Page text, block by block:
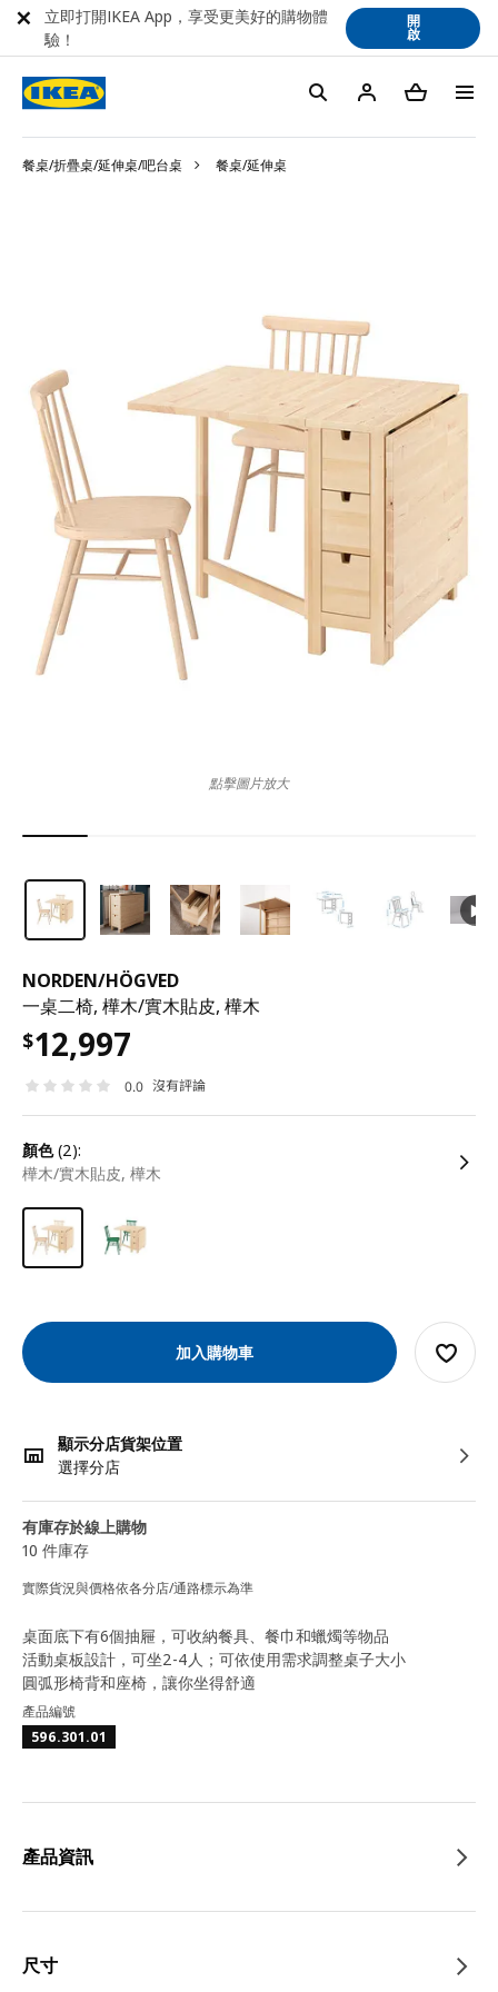
餐桌/折疊桌/延伸桌/吧台桌 餐桌/延伸桌
NORDEN/HÖGVED
一桌二椅, 樺木/實木貼皮, 樺木
$12,997
0.0 沒有評論
顏色(2):
樺木/實木貼皮, 樺木
加入購物車
顯示分店貨架位置
選擇分店
有庫存於線上購物
10 件庫存
實際貨況與價格依各分店/通路標示為準
點擊圖片放大
桌面底下有6個抽屜，可收納餐具、餐巾和蠟燭等物品
活動桌板設計，可坐2-4人；可依使用需求調整桌子大小
圓弧形椅背和座椅，讓你坐得舒適
產品編號
596.301.01
產品資訊
尺寸
立即打開IKEA App，享受更美好的購物體
驗！
開
啟